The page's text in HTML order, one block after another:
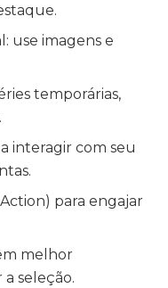
use imagens e
temporárias,
interagir com seu
Action) para engajar
melhor
seleção.